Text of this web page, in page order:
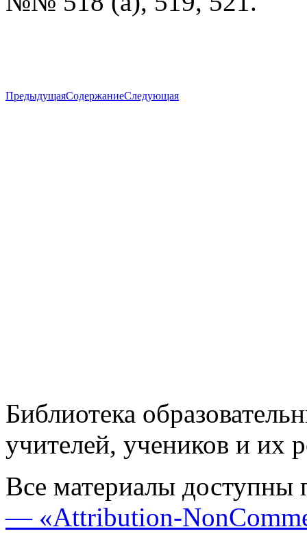
ПредыдущаяСодержаниеСледующая
Библиотека
учителей, учеников и их
Все материалы доступны
— «Attribution-